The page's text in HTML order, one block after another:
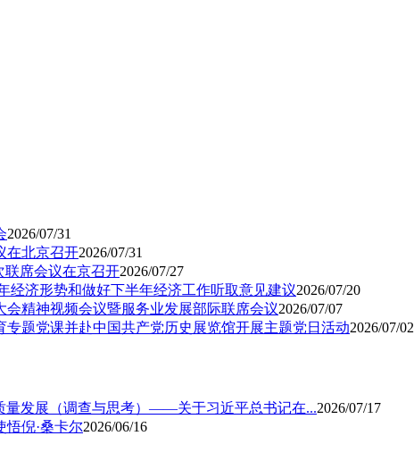
2026/07/31
在北京召开2026/07/31
联席会议在京召开2026/07/27
经济形势和做好下半年经济工作听取意见建议2026/07/20
精神视频会议暨服务业发展部际联席会议2026/07/07
题党课并赴中国共产党历史展览馆开展主题党日活动2026/07/02
量发展（调查与思考）——关于习近平总书记在...2026/07/17
悟倪·桑卡尔2026/06/16